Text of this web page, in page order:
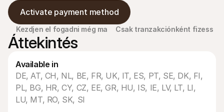
Activate payment method
Kezdjen el fogadni még ma Csak tranzakciónként fizess
Áttekintés
Available in
DE, AT, CH, NL, BE, FR, UK, IT, ES, PT, SE, DK, FI,
PL, BG, HR, CY, CZ, EE, GR, HU, IS, IE, LV, LT, LI,
LU, MT, RO, SK, SI
Előzd meg a
optimalizáld az
Partnerek
Ügynökségeknek